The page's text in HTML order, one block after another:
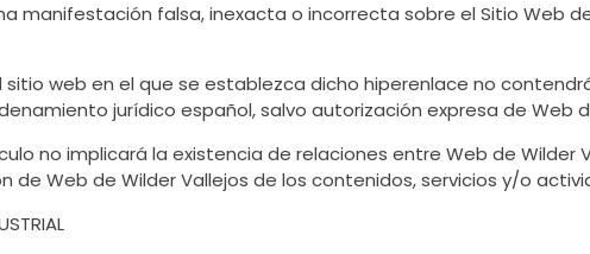
manifestación falsa, inexacta o incorrecta sobre el Sitio Web
sitio web en el que se establezca dicho hiperenlace no
jurídico español, salvo autorización expresa de Web
no implicará la existencia de relaciones entre Web de Wilder
de Web de Wilder Vallejos de los contenidos, servicios y/o